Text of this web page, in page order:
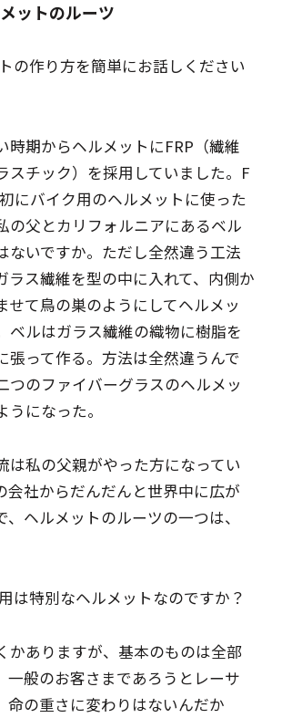
ットのルーツ
作り方を簡単にお話しください
時期からヘルメットにFRP（繊維
スチック）を採用していました。F
にバイク用のヘルメットに使った
の父とカリフォルニアにあるベル
ないですか。ただし全然違う工法
ラス繊維を型の中に入れて、内側か
せて鳥の巣のようにしてヘルメッ
ベルはガラス繊維の織物に樹脂を
張って作る。方法は全然違うんで
つのファイバーグラスのヘルメッ
うになった。
は私の父親がやった方になってい
会社からだんだんと世界中に広が
、ヘルメットのルーツの一つは、
特別なヘルメットなのですか？
かありますが、基本のものは全部
一般のお客さまであろうとレーサ
命の重さに変わりはないんだか